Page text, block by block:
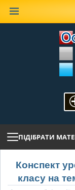
ПІДІБРАТИ
Конспект
класу на